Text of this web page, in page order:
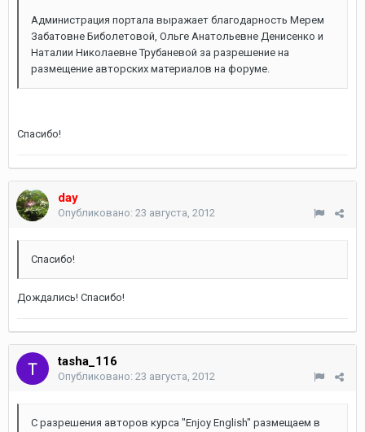
Администрация портала выражает благодарность Мерем
Забатовне Биболетовой, Ольге Анатольевне Денисенко и
Наталии Николаевне Трубаневой за разрешение на
размещение авторских материалов на форуме.
Спасибо!
day
Опубликовано: 23 августа, 2012
Спасибо!
Дождались! Спасибо!
tasha_116
Опубликовано: 23 августа, 2012
С разрешения авторов курса "Enjoy English" размещаем в